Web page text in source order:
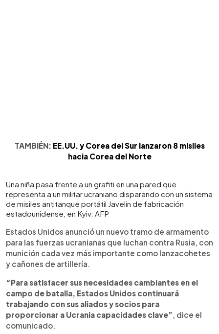
TAMBIÉN: EE.UU. y Corea del Sur lanzaron 8 misiles
hacia Corea del Norte
Una niña pasa frente a un grafiti en una pared que
representa a un militar ucraniano disparando con un sistema
de misiles antitanque portátil Javelin de fabricación
estadounidense, en Kyiv. AFP
Estados Unidos anunció un nuevo tramo de armamento
para las fuerzas ucranianas que luchan contra Rusia, con
munición cada vez más importante como lanzacohetes
y cañones de artillería.
“Para satisfacer sus necesidades cambiantes en el
campo de batalla, Estados Unidos continuará
trabajando con sus aliados y socios para
proporcionar a Ucrania capacidades clave”, dice el
comunicado.